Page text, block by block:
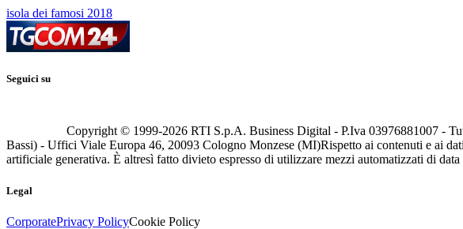
isola dei famosi 2018
Seguici su
Copyright © 1999-2026 RTI S.p.A. Business Digital - P.Iva 03976881007 -
Bassi) - Uffici Viale Europa 46, 20093 Cologno Monzese (MI)Rispetto ai contenuti e ai
artificiale generativa. È altresì fatto divieto espresso di utilizzare mezzi automatizzati di data
Legal
CorporatePrivacy PolicyCookie Policy